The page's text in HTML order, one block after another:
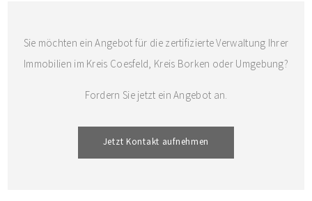
Sie möchten ein Angebot für die zertifizierte Verwaltung Ihrer
Immobilien im Kreis Coesfeld, Kreis Borken oder Umgebung?
Fordern Sie jetzt ein Angebot an.
Jetzt Kontakt aufnehmen